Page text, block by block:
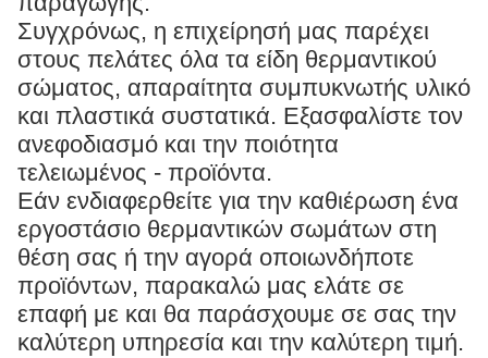
Συγχρόνως, η επιχείρησή μας παρέχει
στους πελάτες όλα τα είδη θερμαντικού
σώματος, απαραίτητα συμπυκνωτής υλικό
και πλαστικά συστατικά. Εξασφαλίστε τον
ανεφοδιασμό και την ποιότητα
τελειωμένος - προϊόντα.
Εάν ενδιαφερθείτε για την καθιέρωση ένα
εργοστάσιο θερμαντικών σωμάτων στη
θέση σας ή την αγορά οποιωνδήποτε
προϊόντων, παρακαλώ μας ελάτε σε
επαφή με και θα παράσχουμε σε σας την
καλύτερη υπηρεσία και την καλύτερη τιμή.